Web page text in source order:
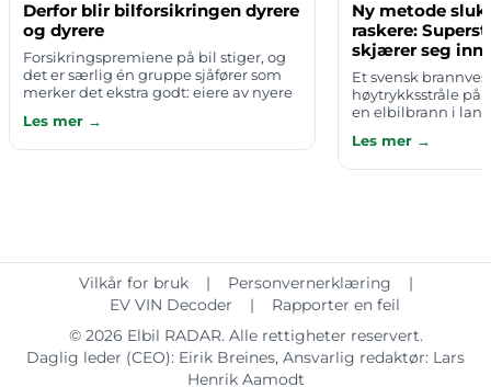
Derfor blir bilforsikringen dyrere
og dyrere
Forsikringspremiene på bil stiger, og
det er særlig én gruppe sjåfører som
merker det ekstra godt: eiere av nyere
få tak i og bruktprisen er …
Les mer →
Ny metode
raskere:
skjærer seg
Et svensk
høytrykksstråle på
en elbilbrann i
fysisk inn til det
Les mer →
Vilkår for bruk | Personvernerklæring
|
EV VIN Decoder
|
Rapporter en feil
© 2026 Elbil RADAR. Alle rettigheter reservert.
Daglig leder (CEO): Eirik Breines, Ansvarlig redaktør: Lars
Henrik Aamodt